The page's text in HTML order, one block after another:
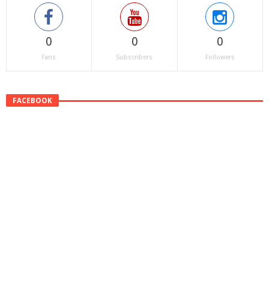
0
Fans
0
Subscribers
0
Followers
FACEBOOK